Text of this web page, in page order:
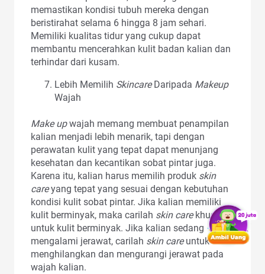
memastikan kondisi tubuh mereka dengan
beristirahat selama 6 hingga 8 jam sehari.
Memiliki kualitas tidur yang cukup dapat
membantu mencerahkan kulit badan kalian dan
terhindar dari kusam.
Lebih Memilih SkincareDaripada Makeup
Wajah
Make upwajah memang membuat penampilan
kalian menjadi lebih menarik, tapi dengan
perawatan kulit yang tepat dapat menunjang
kesehatan dan kecantikan sobat pintar juga.
Karena itu, kalian harus memilih produk skin
careyang tepat yang sesuai dengan kebutuhan
kondisi kulit sobat pintar. Jika kalian memiliki
kulit berminyak, maka carilah skin carekhusus
untuk kulit berminyak. Jika kalian sedang
mengalami jerawat, carilah skin careuntuk
menghilangkan dan mengurangi jerawat pada
wajah kalian.